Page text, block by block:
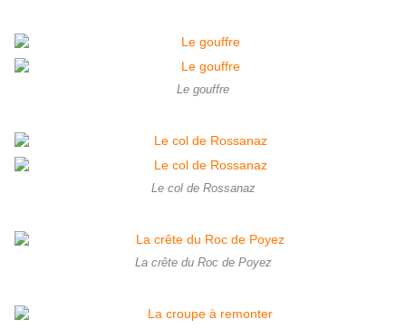
Le gouffre
Le col de Rossanaz
La crête du Roc de Poyez